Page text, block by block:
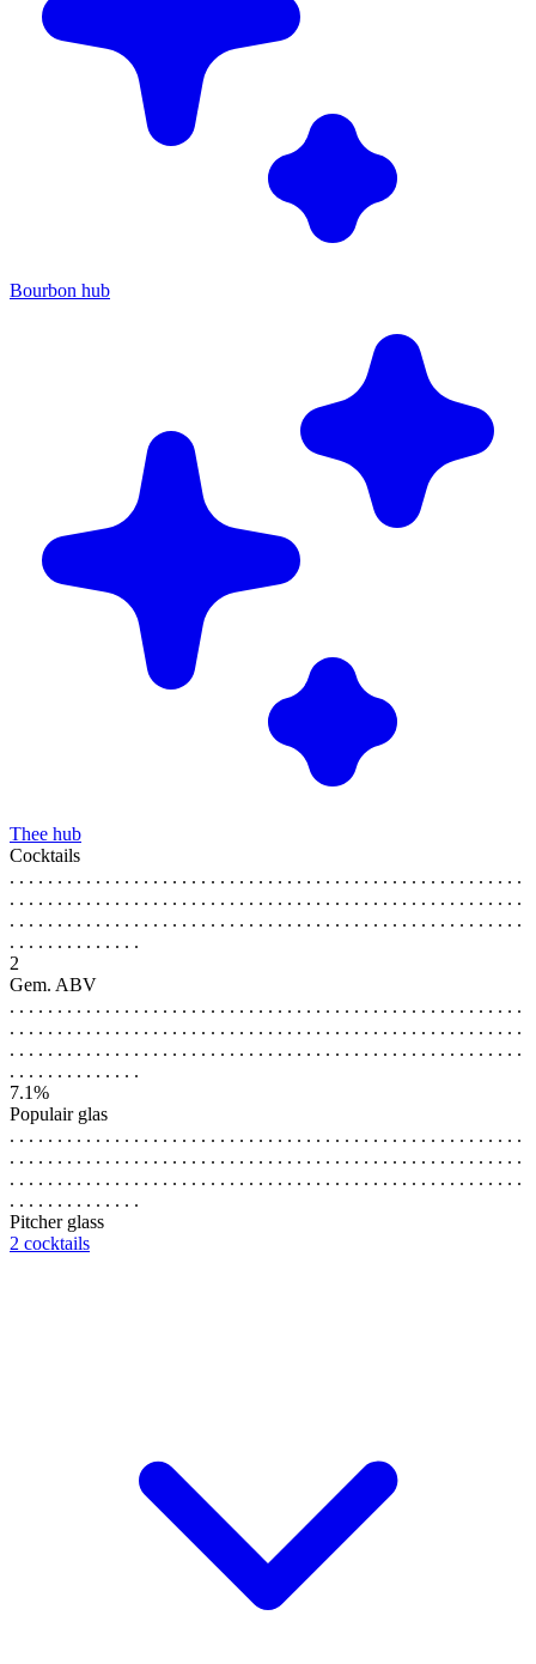
Bourbon hub
Thee hub
Cocktails
. . . . . . . . . . . . . . . . . . . . . . . . . . . . . . . . . . . . . . . . . . . . . . . . . . . . . .
. . . . . . . . . . . . . . . . . . . . . . . . . . . . . . . . . . . . . . . . . . . . . . . . . . . . . .
. . . . . . . . . . . . . . . . . . . . . . . . . . . . . . . . . . . . . . . . . . . . . . . . . . . . . .
. . . . . . . . . . . . . .
2
Gem. ABV
. . . . . . . . . . . . . . . . . . . . . . . . . . . . . . . . . . . . . . . . . . . . . . . . . . . . . .
. . . . . . . . . . . . . . . . . . . . . . . . . . . . . . . . . . . . . . . . . . . . . . . . . . . . . .
. . . . . . . . . . . . . . . . . . . . . . . . . . . . . . . . . . . . . . . . . . . . . . . . . . . . . .
. . . . . . . . . . . . . .
7.1%
Populair glas
. . . . . . . . . . . . . . . . . . . . . . . . . . . . . . . . . . . . . . . . . . . . . . . . . . . . . .
. . . . . . . . . . . . . . . . . . . . . . . . . . . . . . . . . . . . . . . . . . . . . . . . . . . . . .
. . . . . . . . . . . . . . . . . . . . . . . . . . . . . . . . . . . . . . . . . . . . . . . . . . . . . .
. . . . . . . . . . . . . .
Pitcher glass
2 cocktails